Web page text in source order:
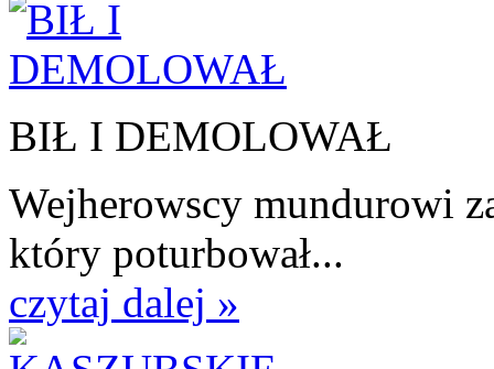
BIŁ I DEMOLOWAŁ
Wejherowscy mundurowi
który poturbował...
czytaj dalej »